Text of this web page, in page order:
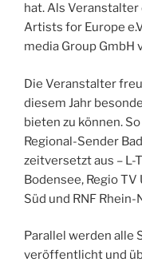
hat. Als
Artists for Europe
media Group GmbH
Die Veranstalter
diesem Jahr
bieten zu können.
Regional-Sender
zeitversetzt aus – L-
Bodensee, Regio TV
Süd und RNF Rhein-
Parallel werden alle
veröffentlicht und